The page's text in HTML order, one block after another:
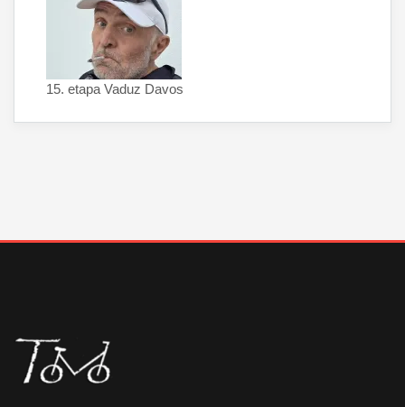
15. etapa Vaduz Davos